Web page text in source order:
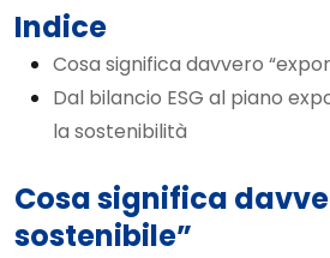
Indice
Cosa significa davvero
Dal bilancio ESG al piano
la sostenibilità
Cosa significa
sostenibile”